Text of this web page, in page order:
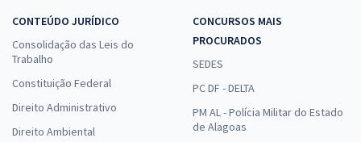
CONTEÚDO JURÍDICO
Consolidação das Leis do
Trabalho
Constituição Federal
Direito Administrativo
Direito Ambiental
CONCURSOS MAIS
PROCURADOS
SEDES
PC DF - DELTA
PM AL - Polícia Militar do Estado
de Alagoas